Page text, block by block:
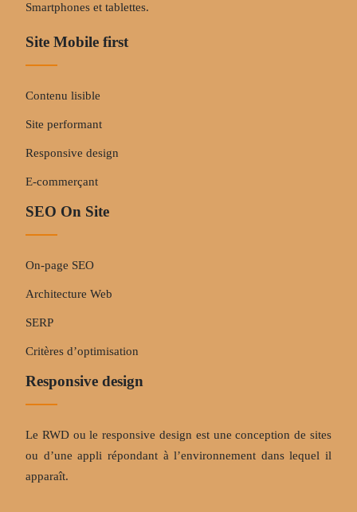
Smartphones et tablettes.
Site Mobile first
Contenu lisible
Site performant
Responsive design
E-commerçant
SEO On Site
On-page SEO
Architecture Web
SERP
Critères d’optimisation
Responsive design
Le RWD ou le responsive design est une conception de sites
ou d’une appli répondant à l’environnement dans lequel il
apparaît.